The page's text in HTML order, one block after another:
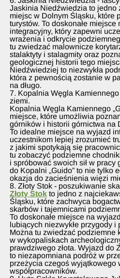
Jaskinia Niedźwiedzia to jedno
miejsc w Dolnym Śląsku, które
turystów. To doskonałe
integracyjny, który zapewni
wrażenia i odkrycie
tu zwiedzać malownicze
stalaktyty i stalagmity oraz
geologicznej historii tego
Niedźwiedziej to niezwykła
która z pewnością zostanie w
na długo.
7. Kopalnia Węgla
ziemi.
Kopalnia Węgla Kamiennego
miejsce, które umożliwia
górników i historii górnictwa na
To idealne miejsce na wyjazd
uczestnikom lepiej zrozumieć
z jakimi spotykają się
tu zobaczyć podziemne
i spróbować swoich sił w pracy
do Kopalni „Guido” to nie tylko
okazja do zacieśnienia więzi
8. Złoty Stok - poszukiwanie
Złoty Stok to jedno z
Śląsku, które zachwyca
skarbów i tajemnicami
To doskonałe miejsce na
lubiących niezwykłe przygody i
Można tu zwiedzać podziemne
w wykopaliskach
prawdziwego złota. Wyjazd do
to niezapomniana podróż w
przeżycia czegoś wyjątkowego
współpracowników.